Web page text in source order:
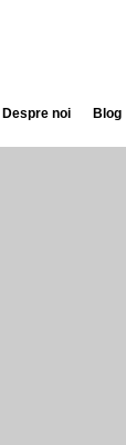
Blog
Despre noi